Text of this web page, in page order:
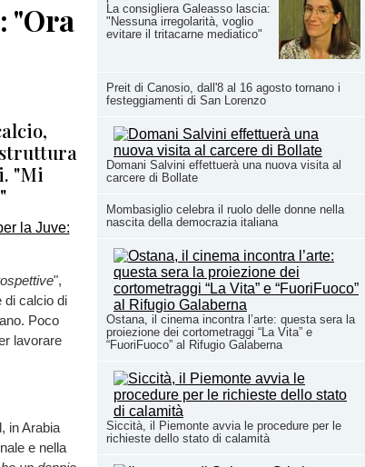
La consigliera Galeasso lascia:
"Nessuna irregolarità, voglio
evitare il tritacarne mediatico"
Preit di Canosio, dall'8 al 16 agosto tornano i
festeggiamenti di San Lorenzo
Domani Salvini effettuerà una nuova visita al
carcere di Bollate
Mombasiglio celebra il ruolo delle donne nella
nascita della democrazia italiana
Ostana, il cinema incontra l’arte: questa sera la
proiezione dei cortometraggi “La Vita” e
“FuoriFuoco” al Rifugio Galaberna
Siccità, il Piemonte avvia le procedure per le
richieste dello stato di calamità
"Ora
"Mi
",
di calcio di
Poco
lavorare
in Arabia
e nella